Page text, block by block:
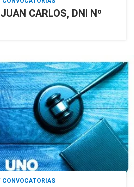
CARLOS, DNI Nº
CONVOCATORIAS